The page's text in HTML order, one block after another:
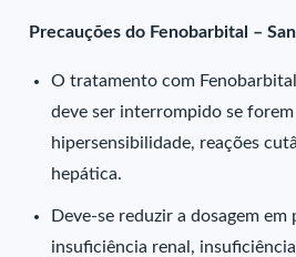
Precauções do Fenobarbital –
O tratamento com
deve ser interrompido se
hipersensibilidade, reações
hepática.
Deve-se reduzir a dosagem em
insuficiência renal,